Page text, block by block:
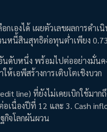
องได้ เผยตัวเลขผลการดำ
หนี้สินสุทธิต่อทุนต่ำเพียง
บหนึ่ง พร้อมไปต่ออย่างมั่นค
เอพีสร้างการเติบโตเชิงบวก
line) ที่ยังไม่เคยเบิกใช้ม
องปีที่ 12 และ 3. Cash
กิจโลกผันผวน